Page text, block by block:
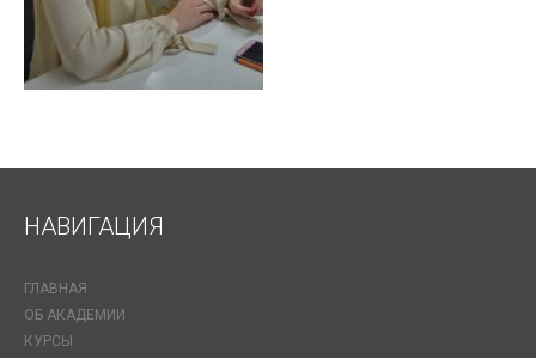
НАВИГАЦИЯ
ГЛАВНАЯ
ОБ АКАДЕМИИ
КУРСЫ